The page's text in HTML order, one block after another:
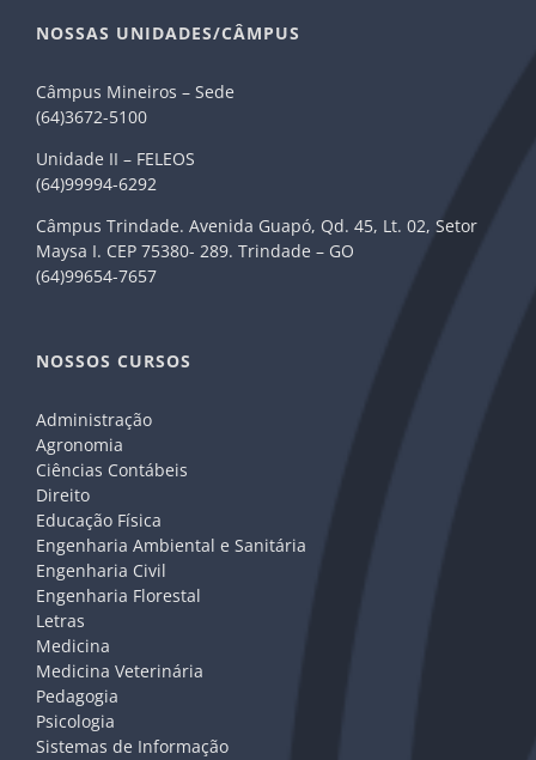
NOSSAS UNIDADES/CÂMPUS
Câmpus Mineiros – Sede
(64)3672-5100
Unidade II – FELEOS
(64)99994-6292
Câmpus Trindade. Avenida Guapó, Qd. 45, Lt. 02, Setor
Maysa I. CEP 75380- 289. Trindade – GO
(64)99654-7657
NOSSOS CURSOS
Administração
Agronomia
Ciências Contábeis
Direito
Educação Física
Engenharia Ambiental e Sanitária
Engenharia Civil
Engenharia Florestal
Letras
Medicina
Medicina Veterinária
Pedagogia
Psicologia
Sistemas de Informação